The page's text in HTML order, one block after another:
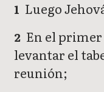
1 Luego
2 En el
levantar el
reunión;